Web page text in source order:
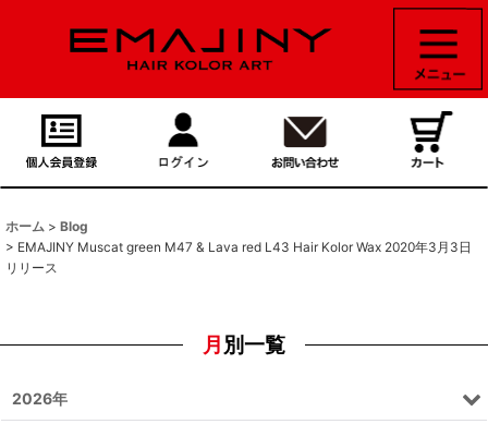
ホーム > Blog
> EMAJINY Muscat green M47 & Lava red L43 Hair Kolor Wax 2020年3月3日
リリース
月別一覧
2026年